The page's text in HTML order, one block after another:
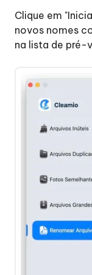
Clique em
novos nomes
na lista de pré-